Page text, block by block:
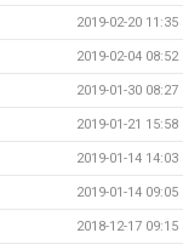
2019-02-20 11:35
2019-02-04 08:52
2019-01-30 08:27
2019-01-21 15:58
2019-01-14 14:03
2019-01-14 09:05
2018-12-17 09:15